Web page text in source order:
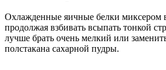
Охлажденные яичные белки миксером
продолжая взбивать всыпать тонкой
лучше брать очень мелкий или
полстакана сахарной пудры.